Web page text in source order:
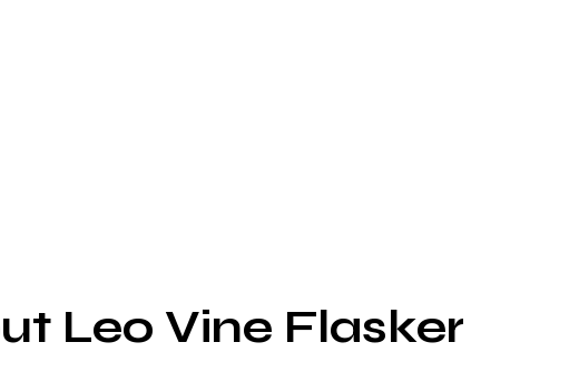
Leo Vine Flasker